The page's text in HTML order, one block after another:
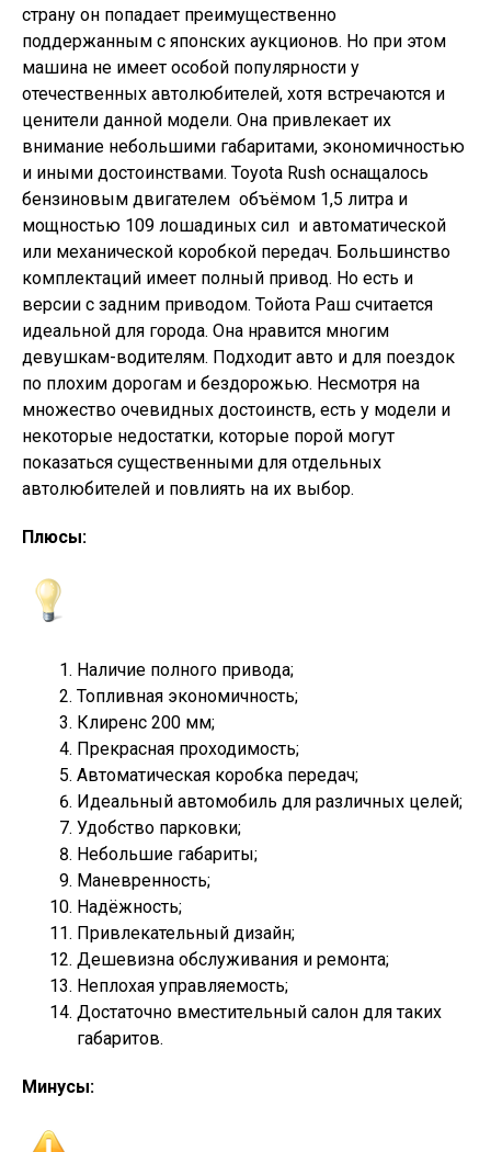
страну он попадает преимущественно
поддержанным с японских аукционов. Но при этом
машина не имеет особой популярности у
отечественных автолюбителей, хотя встречаются и
ценители данной модели. Она привлекает их
внимание небольшими габаритами, экономичностью
и иными достоинствами. Toyota Rush оснащалось
бензиновым двигателем объёмом 1,5 литра и
мощностью 109 лошадиных сил и автоматической
или механической коробкой передач. Большинство
комплектаций имеет полный привод. Но есть и
версии с задним приводом. Тойота Раш считается
идеальной для города. Она нравится многим
девушкам-водителям. Подходит авто и для поездок
по плохим дорогам и бездорожью. Несмотря на
множество очевидных достоинств, есть у модели и
некоторые недостатки, которые порой могут
показаться существенными для отдельных
автолюбителей и повлиять на их выбор.
Плюсы:
Наличие полного привода;
Топливная экономичность;
Клиренс 200 мм;
Прекрасная проходимость;
Автоматическая коробка передач;
Идеальный автомобиль для различных целей;
Удобство парковки;
Небольшие габариты;
Маневренность;
Надёжность;
Привлекательный дизайн;
Дешевизна обслуживания и ремонта;
Неплохая управляемость;
Достаточно вместительный салон для таких
габаритов.
Минусы: